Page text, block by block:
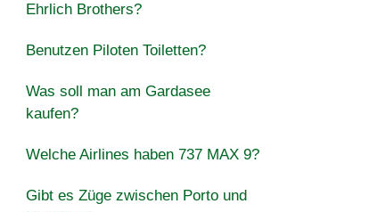
Ehrlich Brothers?
Benutzen Piloten Toiletten?
Was soll man am Gardasee
kaufen?
Welche Airlines haben 737 MAX 9?
Gibt es Züge zwischen Porto und